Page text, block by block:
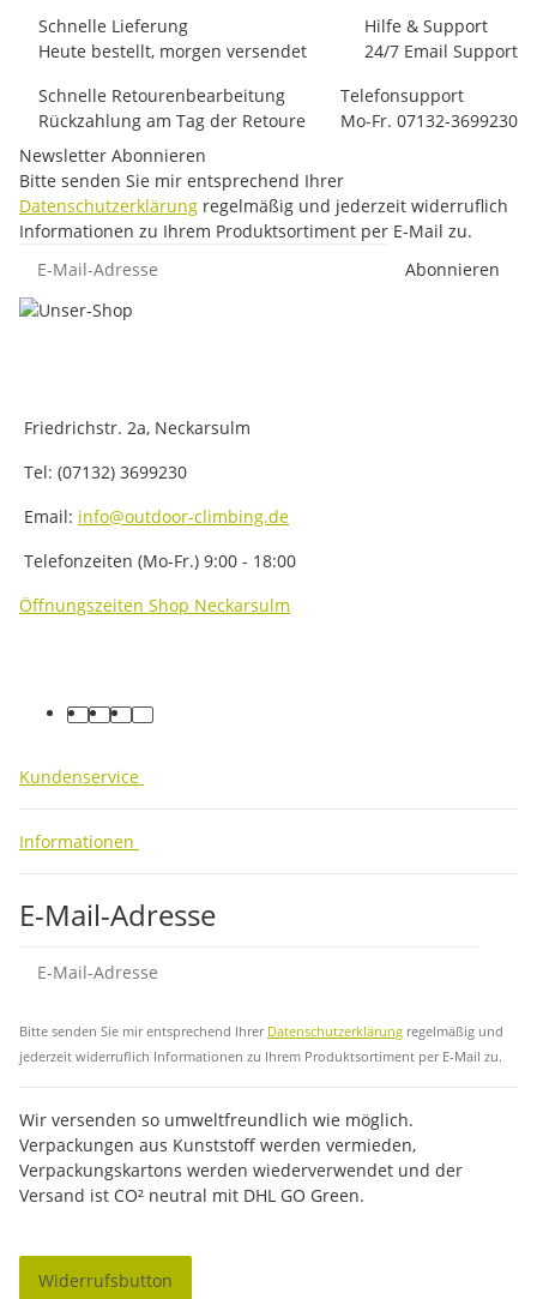
Schnelle Lieferung
Heute bestellt, morgen versendet
Hilfe & Support
24/7 Email Support
Schnelle Retourenbearbeitung
Rückzahlung am Tag der Retoure
Telefonsupport
Mo-Fr. 07132-3699230
Newsletter Abonnieren
Bitte senden Sie mir entsprechend Ihrer
Datenschutzerklärung regelmäßig und jederzeit widerruflich
Informationen zu Ihrem Produktsortiment per E-Mail zu.
Abonnieren
Friedrichstr. 2a, Neckarsulm
Tel: (07132) 3699230
Email: info@outdoor-climbing.de
Telefonzeiten (Mo-Fr.) 9:00 - 18:00
Öffnungszeiten Shop Neckarsulm
facebook
youtube
instagram
tiktok
Kundenservice
Informationen
E-Mail-Adresse
Bitte senden Sie mir entsprechend Ihrer Datenschutzerklärung regelmäßig und
jederzeit widerruflich Informationen zu Ihrem Produktsortiment per E-Mail zu.
Wir versenden so umweltfreundlich wie möglich.
Verpackungen aus Kunststoff werden vermieden,
Verpackungskartons werden wiederverwendet und der
Versand ist CO² neutral mit DHL GO Green.
Widerrufsbutton